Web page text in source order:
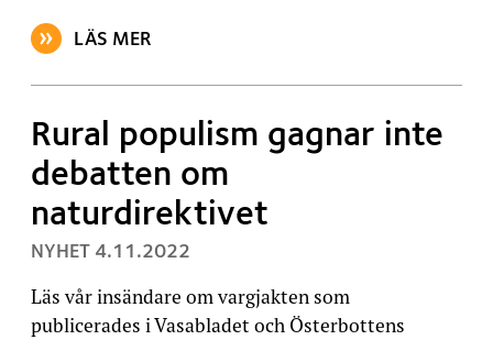
LÄS MER
OM ARTIKELN: JORD- OCH
Rural populism gagnar inte
debatten om
naturdirektivet
NYHET , PUBLICERAT:
4.11.2022
Läs vår insändare om vargjakten som
publicerades i Vasabladet och Österbottens